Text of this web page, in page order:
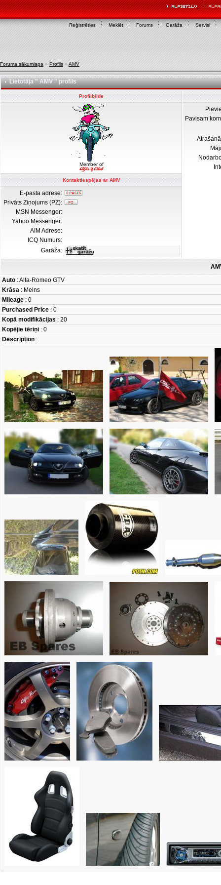
Reģistrēties Meklēt Forums Garāža Servisi
Foruma sākumlapa » Profils » AMV
Lietotāja " AMV " profils
Profilbilde
Member of
Pavisam
Kontaktiespējas ar AMV
E-pasta adrese:
Privāts Ziņojums (PZ):
MSN Messenger:
Yahoo Messenger:
AIM Adrese:
ICQ Numurs:
Garāža:
Auto : Alfa-Romeo GTV
Krāsa : Melns
Mileage : 0
Purchased Price : 0
Kopā modifikācijas : 20
Kopējie tēriņi : 0
Description :